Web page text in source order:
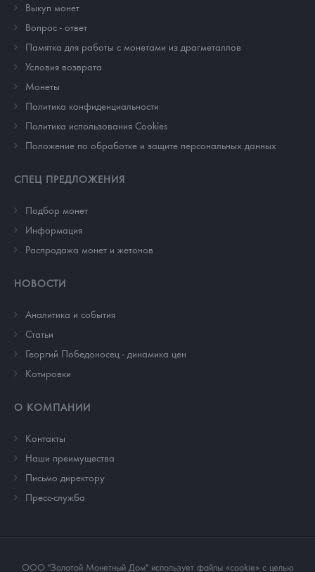
Выкуп монет
Вопрос - ответ
Памятка для работы с монетами из драгметаллов
Условия возврата
Монеты
Политика конфиденциальности
Политика использования Cookies
Положение по обработке и защите персональных данных
СПЕЦ ПРЕДЛОЖЕНИЯ
Подбор монет
Информация
Распродажа монет и жетонов
НОВОСТИ
Аналитика и события
Cтатьи
Георгий Победоносец - динамика цен
Котировки
О КОМПАНИИ
Контакты
Наши преимущества
Письмо директору
Пресс-служба
ООО "Золотой Монетный Дом" использует файлы «cookie» с целью